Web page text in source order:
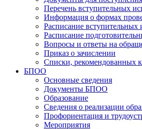
Перечень вступительных
Информация о формах
Расписание вступительных
Расписание
Вопросы и ответы на
Приказ о зачислении
Списки, рекомендованных
БПОО
Основные сведения
Документы БПОО
Образование
Сведения о реализации
Профориентация и
Мероприятия